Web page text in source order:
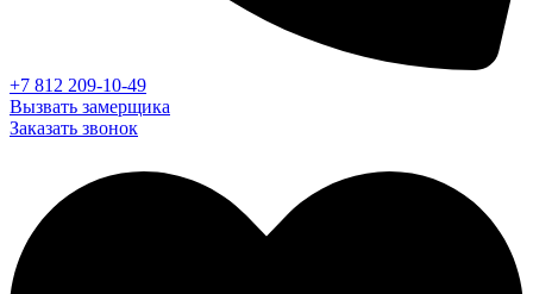
+7 812 209-10-49
Вызвать замерщика
Заказать звонок